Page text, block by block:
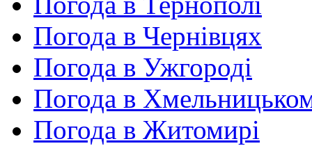
Погода в Чернівцях
Погода в Ужгороді
Погода в
Погода в Житомирі